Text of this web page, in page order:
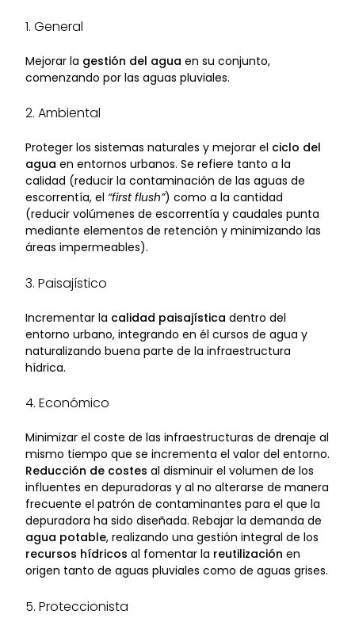
1. General
Mejorar la gestión del agua en su conjunto,
comenzando por las aguas pluviales.
2. Ambiental
Proteger los sistemas naturales y mejorar el ciclo del
agua en entornos urbanos. Se refiere tanto a la
calidad (reducir la contaminación de las aguas de
escorrentía, el “first flush”) como a la cantidad
(reducir volúmenes de escorrentía y caudales punta
mediante elementos de retención y minimizando las
áreas impermeables).
3. Paisajístico
Incrementar la calidad paisajística dentro del
entorno urbano, integrando en él cursos de agua y
naturalizando buena parte de la infraestructura
hídrica.
4. Económico
Minimizar el coste de las infraestructuras de drenaje al
mismo tiempo que se incrementa el valor del entorno.
Reducción de costes al disminuir el volumen de los
influentes en depuradoras y al no alterarse de manera
frecuente el patrón de contaminantes para el que la
depuradora ha sido diseñada. Rebajar la demanda de
agua potable, realizando una gestión integral de los
recursos hídricos al fomentar la reutilización en
origen tanto de aguas pluviales como de aguas grises.
5. Proteccionista